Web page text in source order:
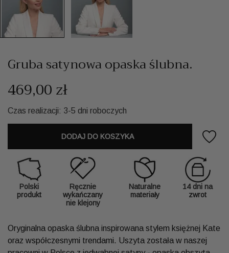
Gruba satynowa opaska ślubna.
469,00 zł
Czas realizacji: 3-5 dni roboczych
DODAJ DO KOSZYKA
Polski
produkt
Ręcznie
wykańczany
nie klejony
Naturalne
materiały
14 dni na
zwrot
Oryginalna opaska ślubna inspirowana stylem księżnej Kate
oraz współczesnymi trendami. Uszyta została w naszej